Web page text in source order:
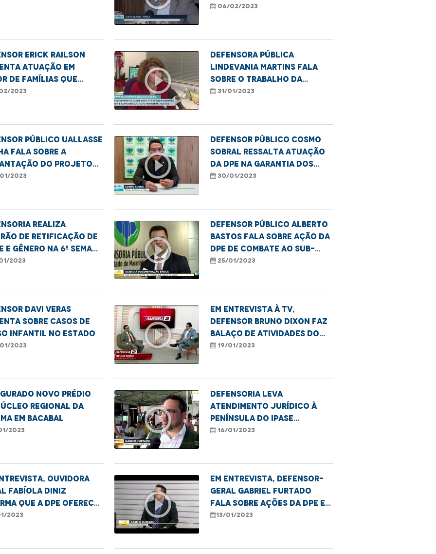
contra crianças e
06/02/2023
Erick Railson
atuação em
de famílias que
em áreas de risco
2023 play_circle_outline
Defensora pública
Lindevania Martins fala
sobre o trabalho da
instituição em combate a
31/01/2023
público Uallasse
fala sobre a
do projeto
Verde em Bela
2023 play_circle_outline
Defensor público Cosmo
Sobral ressalta atuação
da DPE na garantia dos
direitos dos idosos
30/01/2023
realiza
de retificação de
e gênero na 6ª Semana
trans
2023 play_circle_outline
Defensor público Alberto
Bastos fala sobre ação da
DPE de combate ao sub-
registro no Maranhão
25/01/2023
Davi Veras
sobre casos de
infantil no estado
2023 play_circle_outline
Em entrevista à TV,
defensor Bruno Dixon faz
balaço de atividades do
Núcleo de Execução Penal
19/01/2023
novo prédio
Regional da
em Bacabal
2023 play_circle_outline
Defensoria leva
atendimento jurídico à
Península do Ipase
durante ação social
16/01/2023
ouvidora
Fabíola Diniz
que a DPE oferece
jurídica
2023 play_circle_outline
Em entrevista, defensor-
geral Gabriel Furtado
fala sobre ações da DPE e
perspectivas para 2023
13/01/2023